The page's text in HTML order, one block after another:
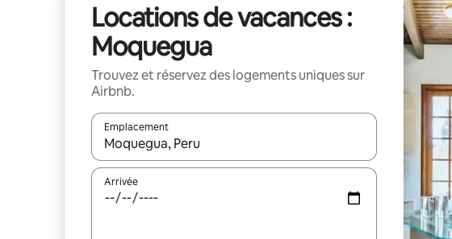
Locations de vacances :
Moquegua
Trouvez et réservez des logements uniques sur
Airbnb.
Emplacement
Quand les résultats sont affichés, parcourez-les en utilisant les
Arrivée